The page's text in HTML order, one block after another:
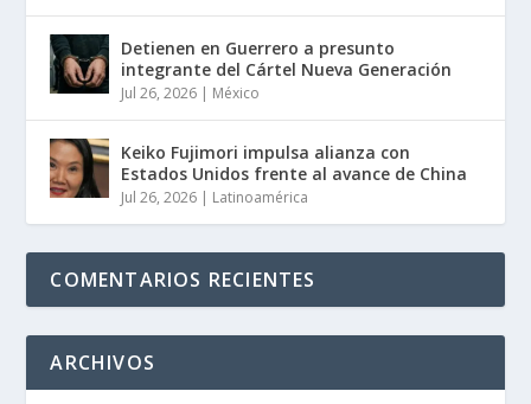
Detienen en Guerrero a presunto
integrante del Cártel Nueva Generación
Jul 26, 2026 | México
Keiko Fujimori impulsa alianza con
Estados Unidos frente al avance de China
Jul 26, 2026 | Latinoamérica
COMENTARIOS RECIENTES
ARCHIVOS